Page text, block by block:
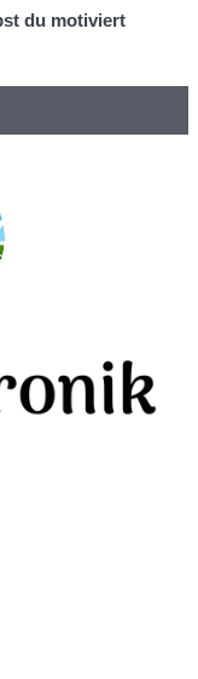
du motiviert